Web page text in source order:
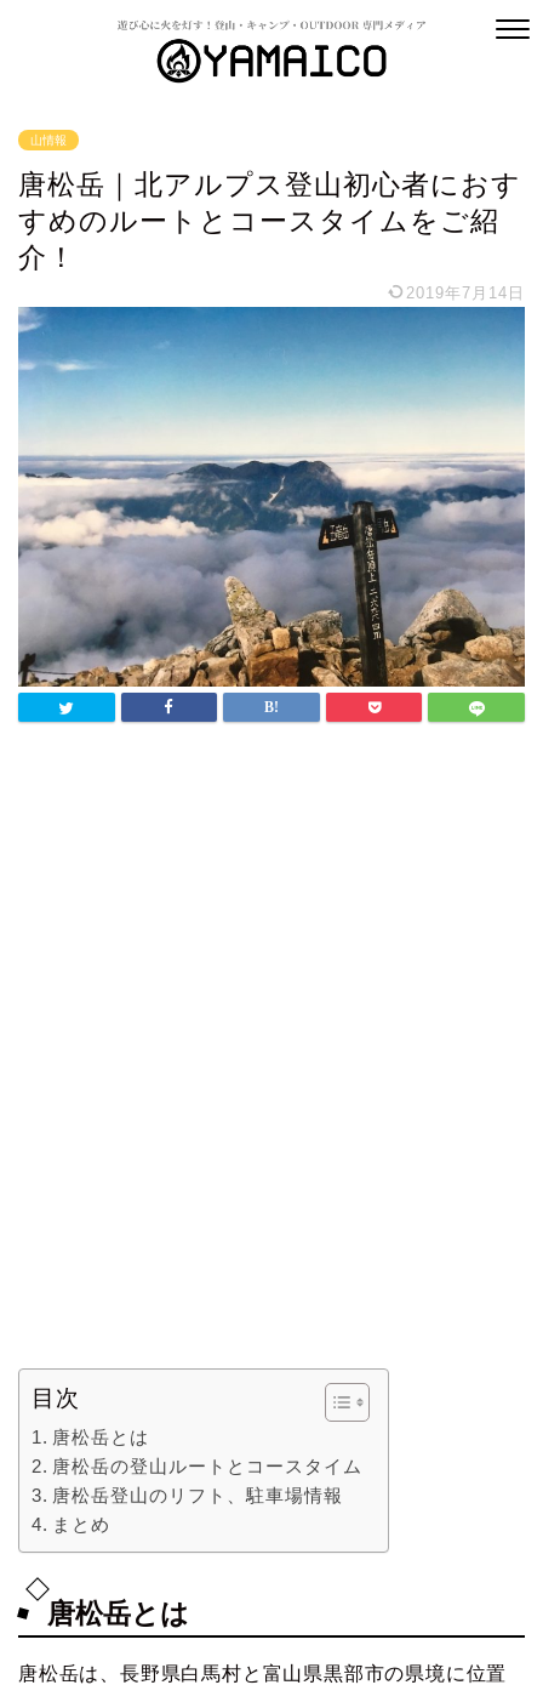
山情報
唐松岳｜北アルプス登山初心者におす
すめのルートとコースタイムをご紹
介！
2019年7月14日
目次
唐松岳とは
唐松岳の登山ルートとコースタイム
唐松岳登山のリフト、駐車場情報
まとめ
唐松岳とは
唐松岳は、長野県白馬村と富山県黒部市の県境に位置